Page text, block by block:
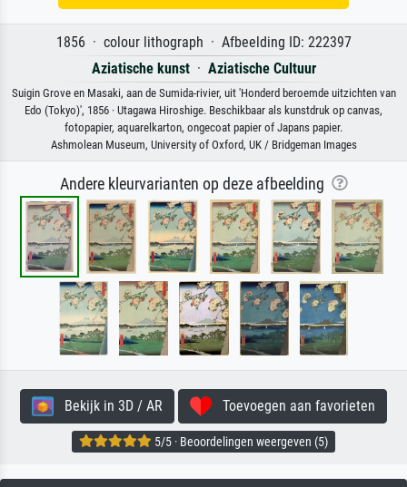
1856 · colour lithograph · Afbeelding ID: 222397
Aziatische kunst· Aziatische Cultuur
Suigin Grove en Masaki, aan de Sumida-rivier, uit 'Honderd beroemde uitzichten van
Edo (Tokyo)', 1856 · Utagawa Hiroshige. Beschikbaar als kunstdruk op canvas,
fotopapier, aquarelkarton, ongecoat papier of Japans papier.
Ashmolean Museum, University of Oxford, UK / Bridgeman Images
Andere kleurvarianten op deze afbeelding
Bekijk in 3D / AR Toevoegen aan favorieten
5/5 · Beoordelingen weergeven (5)